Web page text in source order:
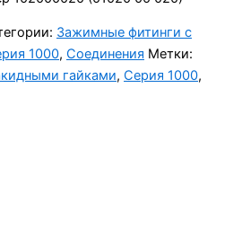
Зажимные фитинги с
1000, Соединения Метки:
гайками, Серия 1000,